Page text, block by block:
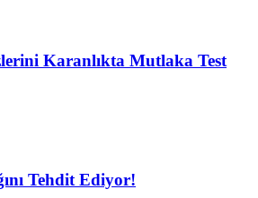
Karanlıkta Mutlaka Test
Tehdit Ediyor!